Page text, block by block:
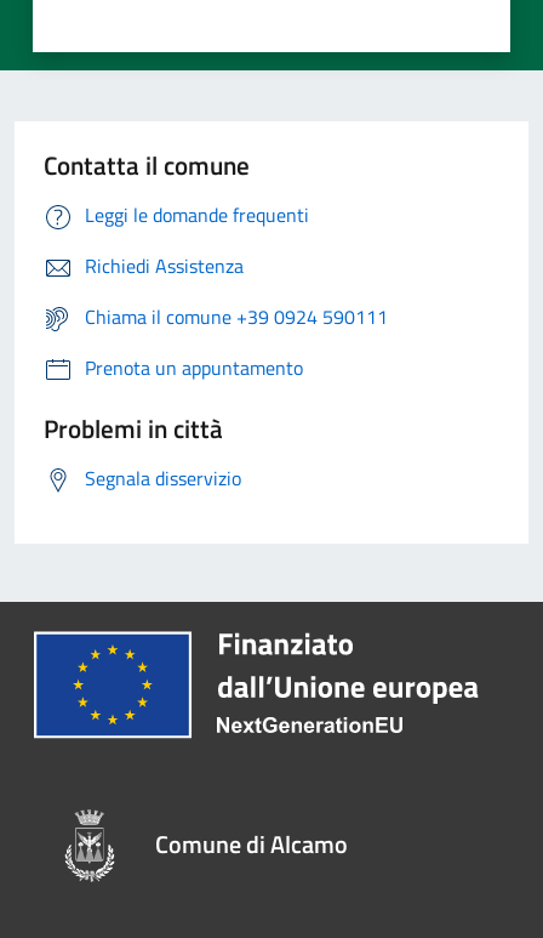
Contatta il comune
Leggi le domande frequenti
Richiedi Assistenza
Chiama il comune +39 0924 590111
Prenota un appuntamento
Problemi in città
Segnala disservizio
Comune di Alcamo